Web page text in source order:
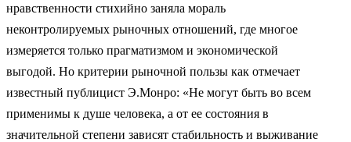
нравственности стихийно заняла мораль
неконтролируемых рыночных отношений, где многое
измеряется только прагматизмом и экономической
выгодой. Но критерии рыночной пользы как отмечает
известный публицист Э.Монро: «Не могут быть во всем
применимы к душе человека, а от ее состояния в
значительной степени зависят стабильность и выживание